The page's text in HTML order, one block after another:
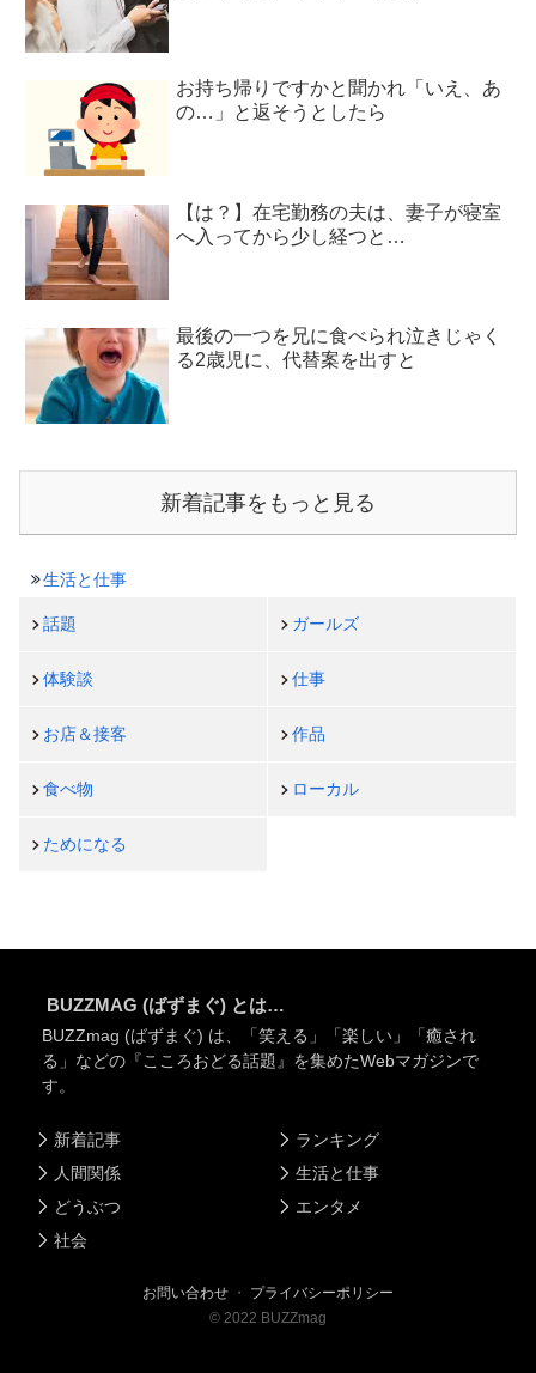
お持ち帰りですかと聞かれ「いえ、あ
の…」と返そうとしたら
【は？】在宅勤務の夫は、妻子が寝室
へ入ってから少し経つと…
最後の一つを兄に食べられ泣きじゃく
る2歳児に、代替案を出すと
新着記事をもっと見る
生活と仕事
話題 ガールズ
体験談 仕事
お店＆接客 作品
食べ物 ローカル
ためになる
BUZZMAG (ばずまぐ) とは…
BUZZmag (ばずまぐ) は、「笑える」「楽しい」「癒され
る」などの『こころおどる話題』を集めたWebマガジンで
す。
新着記事
人間関係
どうぶつ
社会
ランキング
生活と仕事
エンタメ
お問い合わせ ・ プライバシーポリシー
© 2022 BUZZmag